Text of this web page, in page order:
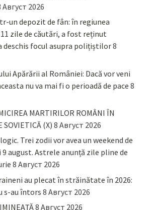
Август 2026
un depozit de fân: în regiunea
zile de căutări, a fost reținut
deschis focul asupra polițiștilor8
Apărării al României: Dacă vor veni
nu va mai fi o perioadă de pace 8
MARTIRILOR ROMÂNI ÎN
SOVIETICĂ (X) 8 Август 2026
Trei zodii vor avea un weekend de
9 august. Astrele anunță zile pline de
8 Август 2026
au plecat în străinătate în 2026:
s-au întors 8 Август 2026
8 Август 2026